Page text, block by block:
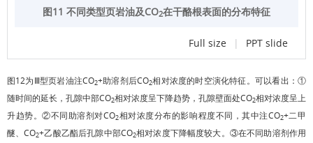
图11 不同类型页岩油及CO2在干酪根表面的分布特征
Full size | PPT slide
图12为Ⅲ型页岩油注CO2+助溶剂后CO2相对浓度的时空演化特征。可以看出：①
随时间的延长，孔隙中部CO2相对浓度呈下降趋势，孔隙壁面处CO2相对浓度呈上
升趋势。②不同助溶剂对CO2相对浓度分布的影响程度不同，其中注CO2+二甲
醚、CO2+乙酸乙酯后孔隙中部CO2相对浓度下降幅度较大。③在不同助溶剂作用